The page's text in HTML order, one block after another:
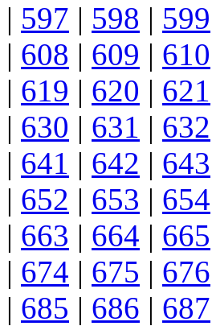
| 597 | 598 | 599
| 608 | 609 | 610
| 619 | 620 | 621
| 630 | 631 | 632
| 641 | 642 | 643
| 652 | 653 | 654
| 663 | 664 | 665
| 674 | 675 | 676
| 685 | 686 | 687